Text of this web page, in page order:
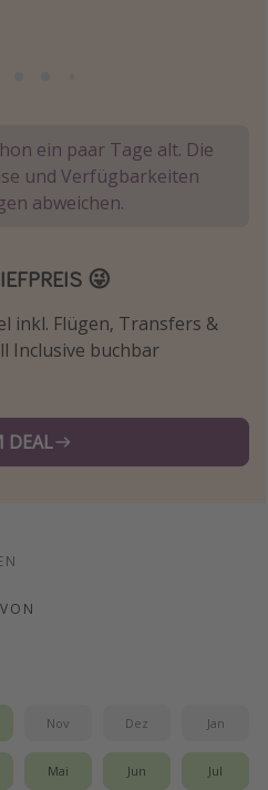
ein paar Tage alt. Die
und Verfügbarkeiten
abweichen.
😜
inkl. Flügen, Transfers &
Inclusive buchbar
DEAL
Nov Dez Jan
Mai Jun Jul